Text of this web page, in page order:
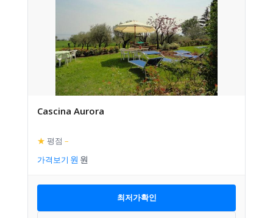
Cascina Aurora
★ 평점 –
가격보기
최저가확인